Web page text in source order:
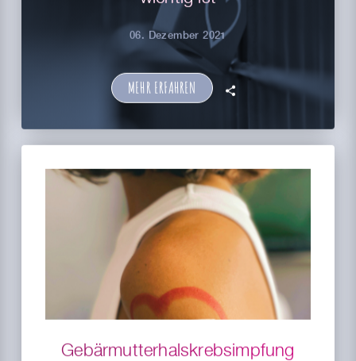
06. Dezember 2021
MEHR ERFAHREN 🗣
Gebärmutterhals­­krebsimpfung